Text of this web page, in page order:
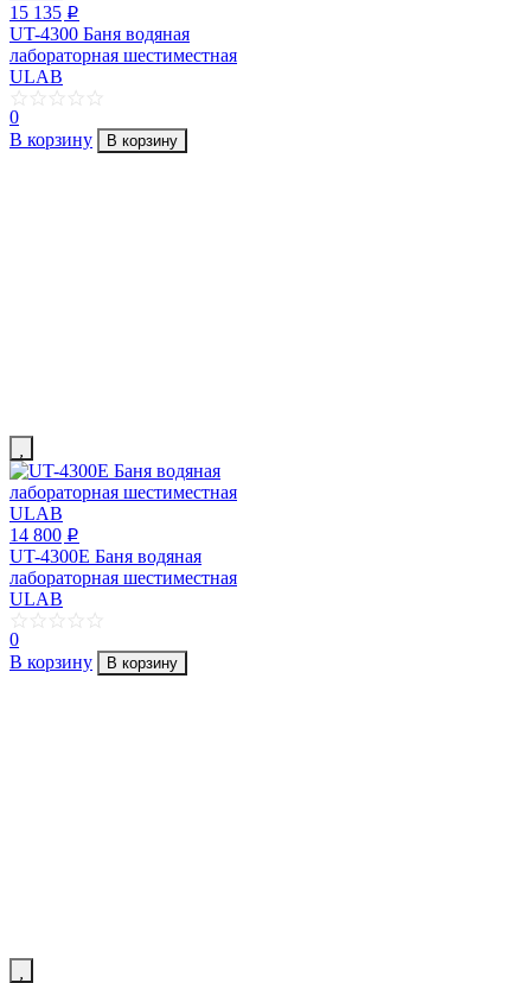
15 135 p
UT-4300 Баня водяная
лабораторная шестиместная
ULAB
0
В корзину
В корзину
14 800 p
UT-4300Е Баня водяная
лабораторная шестиместная
ULAB
0
В корзину
В корзину